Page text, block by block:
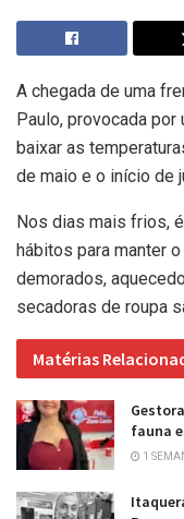
A chegada de uma
Paulo, provocada por
baixar as
de maio e o início de
Nos dias mais frios,
hábitos para manter
demorados,
secadoras de roupa
Matérias
fauna
1